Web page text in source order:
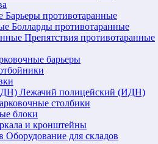
Барьеры противотаранные
Болларды противотаранные
Препятствия противотаранные
барьеры
Лежачий полицейский (ИДН)
столбики
блоки
и кронштейны
Оборудование для складов